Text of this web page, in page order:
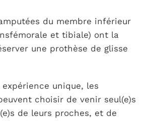
du membre inférieur
et tibiale) ont la
une prothèse de glisse
unique, les
choisir de venir seul(e)s
de leurs proches, et de